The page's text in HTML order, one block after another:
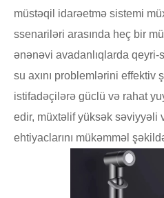
müstəqil idarəetmə sistemi
ssenariləri arasında heç bir
ənənəvi avadanlıqlarda qeyri-
su axını problemlərini effektiv
istifadəçilərə güclü və rahat
edir, müxtəlif yüksək səviyyəli
ehtiyaclarını mükəmməl